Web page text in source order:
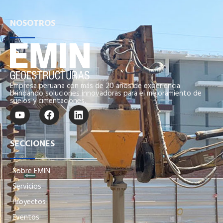
NOSOTROS
Empresa peruana con más de 20 años de experiencia
brindando soluciones innovadoras para el mejoramiento de
suelos y cimentaciones.
SECCIONES
Sobre EMIN
Servicios
Proyectos
Eventos